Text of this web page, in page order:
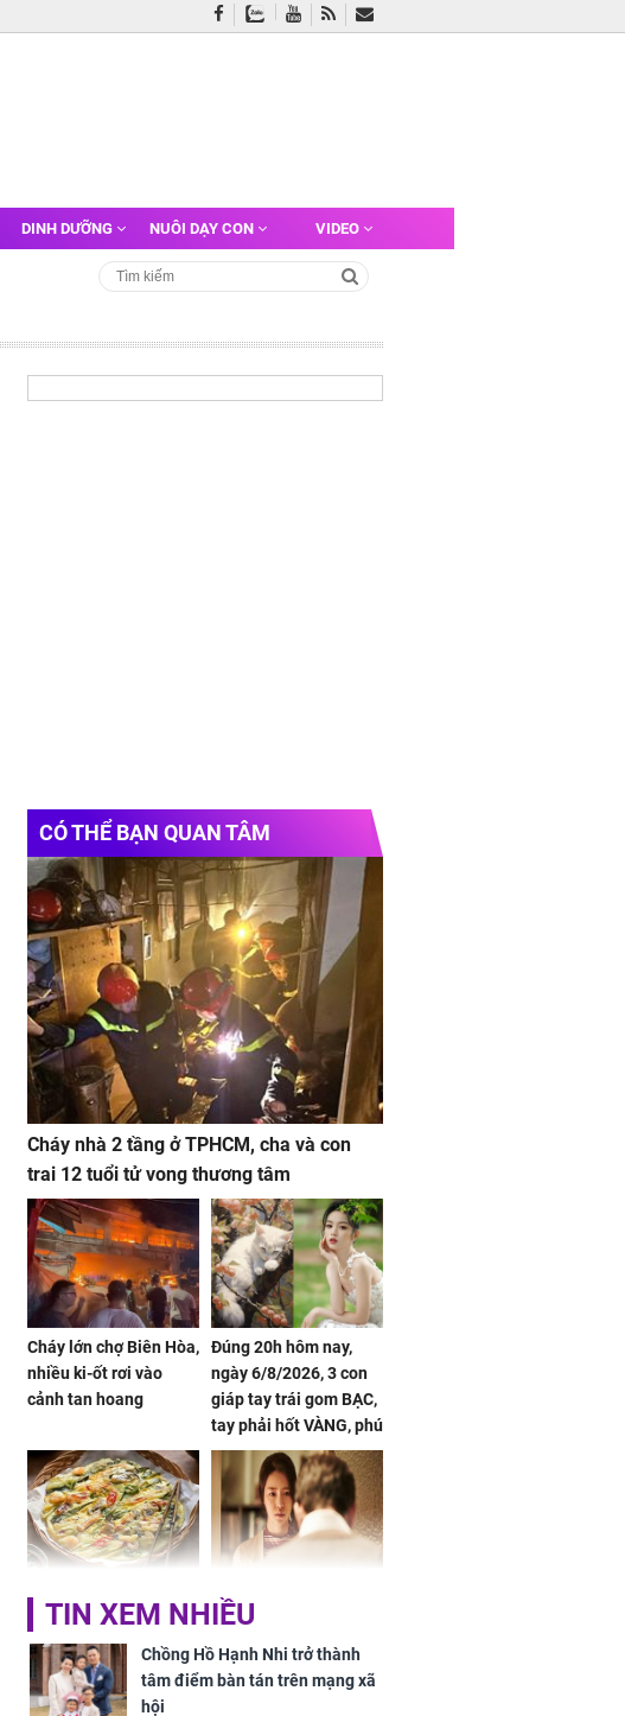
DINH DƯỠNG NUÔI DẠY CON VIDEO
CÓ THỂ BẠN QUAN TÂM
Cháy nhà 2 tầng ở TPHCM, cha và con
trai 12 tuổi tử vong thương tâm
Cháy lớn chợ Biên Hòa,
nhiều ki-ốt rơi vào
cảnh tan hoang
Đúng 20h hôm nay,
ngày 6/8/2026, 3 con
giáp tay trái gom BẠC,
tay phải hốt VÀNG, phú
quý ngập nhà, của cải
chất đầy kho
Không ngờ loại rau chỉ
vài nghìn ở chợ lại có
nhiều công dụng tốt
cho sức khỏe
Vừa ly hôn, vợ cũ sinh
đứa con giống mình
như đúc nhưng bí mật
phía sau gây sốc
TIN XEM NHIỀU
Chồng Hồ Hạnh Nhi trở thành
tâm điểm bàn tán trên mạng xã
hội